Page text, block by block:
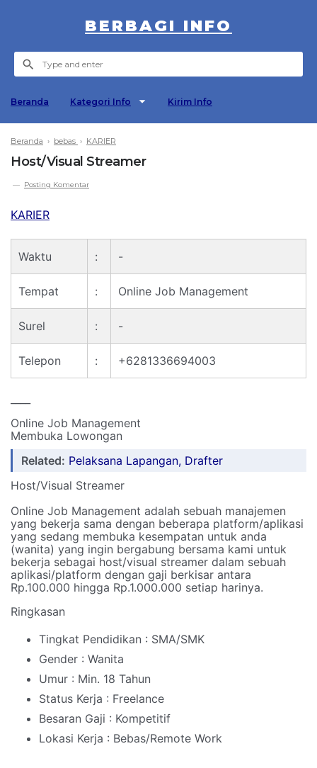
BERBAGI INFO
Beranda Kategori Info Kirim Info
Beranda › bebas › KARIER
Host/Visual Streamer
Posting Komentar
KARIER
Waktu : -
Tempat : Online Job Management
Surel : -
Telepon : +6281336694003
Online Job Management
Membuka Lowongan
Related: Pelaksana Lapangan, Drafter
Host/Visual Streamer
Online Job Management adalah sebuah manajemen
yang bekerja sama dengan beberapa platform/aplikasi
yang sedang membuka kesempatan untuk anda
(wanita) yang ingin bergabung bersama kami untuk
bekerja sebagai host/visual streamer dalam sebuah
aplikasi/platform dengan gaji berkisar antara
Rp.100.000 hingga Rp.1.000.000 setiap harinya.
Ringkasan
Tingkat Pendidikan : SMA/SMK
Gender : Wanita
Umur : Min. 18 Tahun
Status Kerja : Freelance
Besaran Gaji : Kompetitif
Lokasi Kerja : Bebas/Remote Work